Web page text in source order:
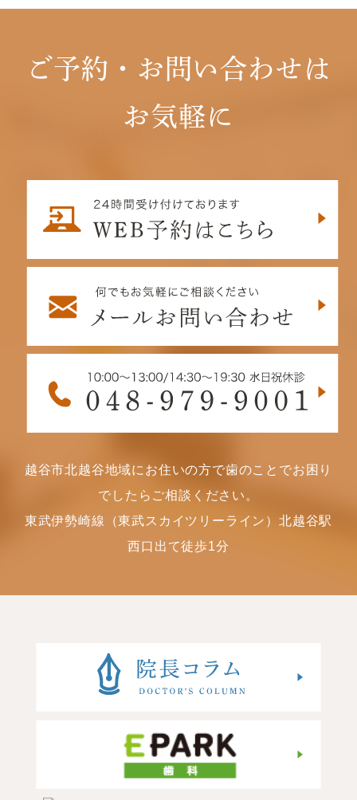
ご予約・お問い合わせは
お気軽に
越谷市北越谷地域にお住いの方で歯のことでお困り
でしたらご相談ください。
東武伊勢崎線（東武スカイツリーライン）北越谷駅
西口出て徒歩1分